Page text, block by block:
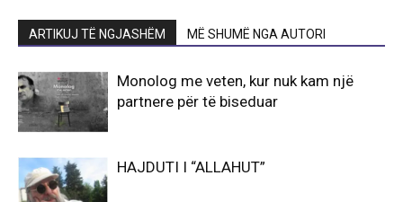
ARTIKUJ TË NGJASHËM MË SHUMË NGA AUTORI
Monolog me veten, kur nuk kam një
partnere për të biseduar
HAJDUTI I “ALLAHUT”